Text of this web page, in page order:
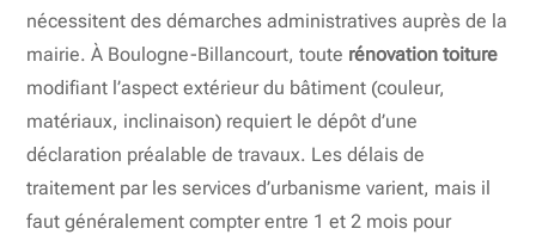
nécessitent des démarches administratives auprès de la
mairie. À Boulogne-Billancourt, toute rénovation toiture
modifiant l’aspect extérieur du bâtiment (couleur,
matériaux, inclinaison) requiert le dépôt d’une
déclaration préalable de travaux. Les délais de
traitement par les services d’urbanisme varient, mais il
faut généralement compter entre 1 et 2 mois pour